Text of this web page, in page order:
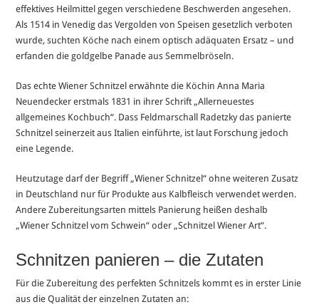
effektives Heilmittel gegen verschiedene Beschwerden angesehen.
Als 1514 in Venedig das Vergolden von Speisen gesetzlich verboten
wurde, suchten Köche nach einem optisch adäquaten Ersatz – und
erfanden die goldgelbe Panade aus Semmelbröseln.
Das echte Wiener Schnitzel erwähnte die Köchin Anna Maria
Neuendecker erstmals 1831 in ihrer Schrift „Allerneuestes
allgemeines Kochbuch“. Dass Feldmarschall Radetzky das panierte
Schnitzel seinerzeit aus Italien einführte, ist laut Forschung jedoch
eine Legende.
Heutzutage darf der Begriff „Wiener Schnitzel“ ohne weiteren Zusatz
in Deutschland nur für Produkte aus Kalbfleisch verwendet werden.
Andere Zubereitungsarten mittels Panierung heißen deshalb
„Wiener Schnitzel vom Schwein“ oder „Schnitzel Wiener Art“.
Schnitzen panieren – die Zutaten
Für die Zubereitung des perfekten Schnitzels kommt es in erster Linie
aus die Qualität der einzelnen Zutaten an: